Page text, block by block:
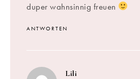
duper wahnsinnig freuen
ANTWORTEN
Lili